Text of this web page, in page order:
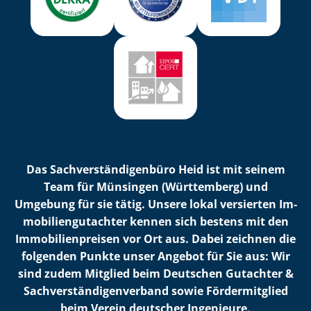
Das Sach­ver­stän­di­gen­bü­ro Heid ist mit seinem
Team für Münsingen (Württemberg) und
Umgebung für sie tätig. Unsere lokal versierten Im­
mo­bi­li­en­gut­ach­ter kennen sich bestens mit den
Im­mo­bi­li­en­prei­sen vor Ort aus. Dabei zeichnen die
folgenden Punkte unser Angebot für Sie aus: Wir
sind zudem Mitglied beim Deutschen Gutachter &
Sach­ver­stän­di­gen­ver­band sowie Fördermitglied